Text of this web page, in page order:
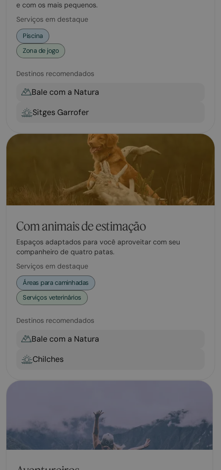
e com os mais pequenos.
Serviços em destaque
Piscina
Zona de jogo
Destinos recomendados
Bale com a Natura
Sitges Garrofer
Com animais de estimação
Espaços adaptados para você aproveitar com seu
companheiro de quatro patas.
Serviços em destaque
Áreas para caminhadas
Serviços veterinários
Destinos recomendados
Bale com a Natura
Chilches